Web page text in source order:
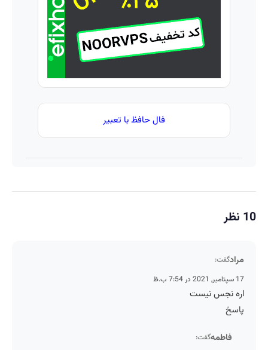
فال حافظ با تعبیر
10 نظر
مرادگفت:
17 سپتامبر, 2021 در 7:54 ب.ظ
اره نجس نیست
پاسخ
فاطمهگفت: